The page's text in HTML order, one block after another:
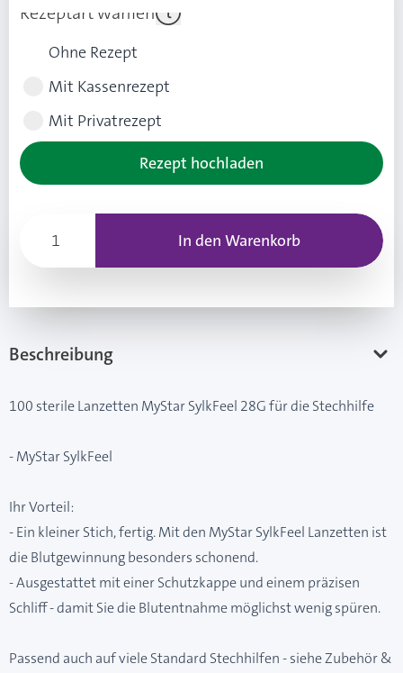
Rezeptart wählen
Ohne Rezept
Mit Kassenrezept
Mit Privatrezept
Rezept hochladen
In den Warenkorb
Beschreibung
100 sterile Lanzetten MyStar SylkFeel 28G für die Stechhilfe
- MyStar SylkFeel
Ihr Vorteil:
- Ein kleiner Stich, fertig. Mit den MyStar SylkFeel Lanzetten ist
die Blutgewinnung besonders schonend.
- Ausgestattet mit einer Schutzkappe und einem präzisen
Schliff - damit Sie die Blutentnahme möglichst wenig spüren.
Passend auch auf viele Standard Stechhilfen - siehe Zubehör &